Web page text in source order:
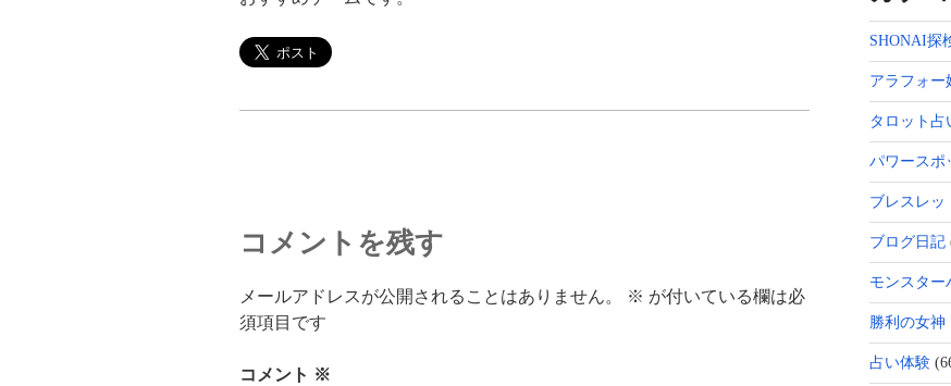
コメントを残す
メールアドレスが公開されることはありません。 ※ が付いている欄は必
須項目です
コメント ※
SHONAI探
アラフォー
タロット
パワースポ
ブレスレッ
ブログ日記
モンスター
勝利の女神
占い体験